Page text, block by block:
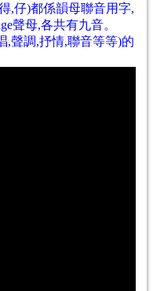
,仔)都係韻母聯音用字,
聲母,各共有九音。
,聲調,抒情,聯音等等)的